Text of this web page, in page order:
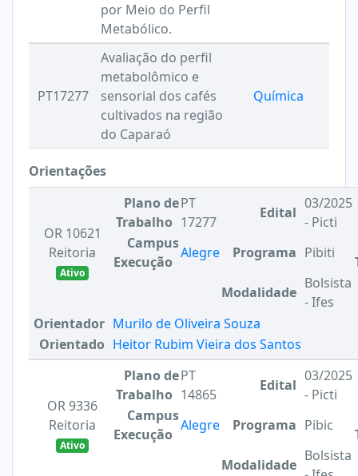
por Meio do Perfil
Metabólico.
PT17277
Avaliação do perfil
metabolômico e
sensorial dos cafés
cultivados na região
do Caparaó
Química
Orientações
OR 10621
Reitoria
Ativo
Plano de
Trabalho
PT
17277
Edital
03/2025
- Picti
Campus
Execução
Alegre Programa Pibiti
Modalidade
Bolsista
- Ifes
Orientador Murilo de Oliveira Souza
Orientado Heitor Rubim Vieira dos Santos
OR 9336
Reitoria
Ativo
Plano de
Trabalho
PT
14865
Edital
03/2025
- Picti
Campus
Execução
Alegre Programa Pibic
Modalidade
Bolsista